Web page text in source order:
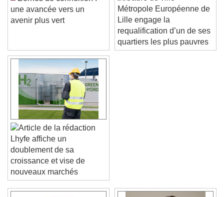
Video Player is loading.
Bornes de connexion :
une avancée vers un
La
Métropole Européenne de
Lille engage la
requalification d’un de ses
quartiers les plus pauvres
Lhyfe affiche un
doublement de sa
croissance et vise de
nouveaux marchés